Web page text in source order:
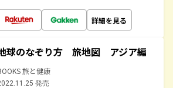
詳細を見る
球のなぞり方 旅地図 アジア編
旅と健康
発売